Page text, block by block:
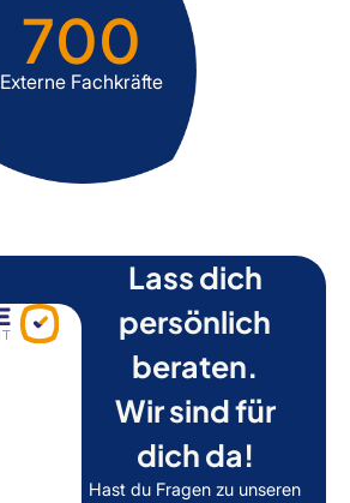
Externe Fachkräfte
700
Lass dich
persönlich
beraten.
Wir sind für
dich da!
Hast du Fragen zu unseren